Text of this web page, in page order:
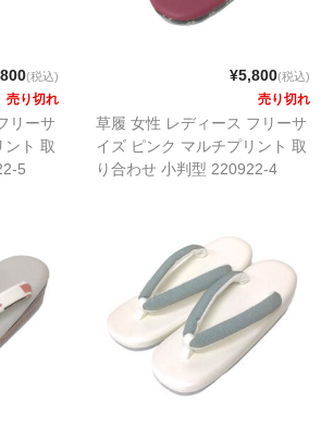
(税込)
売り切れ
リーサ
ント 取
5
¥5,800(税込)
売り切れ
草履 女性 レディース フリーサ
イズ ピンク マルチプリント 取
り合わせ 小判型 220922-4